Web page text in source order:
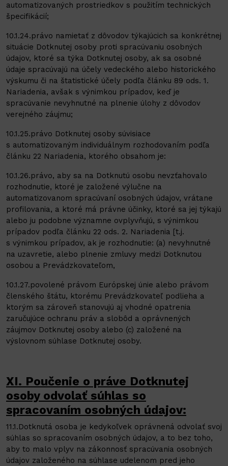
automatizovaných prostriedkov s použitím technických
špecifikácií;
10.1.24.právo namietať z dôvodov týkajúcich sa konkrétnej
situácie Dotknutej osoby proti spracúvaniu osobných
údajov, ktoré sa týka Dotknutej osoby, ak sa osobné
údaje spracúvajú na účely vedeckého alebo historického
výskumu či na štatistické účely podľa článku 89 ods. 1.
Nariadenia, avšak s výnimkou prípadov, keď je
spracúvanie nevyhnutné na plnenie úlohy z dôvodov
verejného záujmu;
10.1.25.právo Dotknutej osoby súvisiace
s automatizovaným individuálnym rozhodovaním podľa
článku 22 Nariadenia, ktorého obsahom je:
10.1.26.právo, aby sa na Dotknutú osobu nevzťahovalo
rozhodnutie, ktoré je založené výlučne na
automatizovanom spracúvaní osobných údajov, vrátane
profilovania, a ktoré má právne účinky, ktoré sa jej týkajú
alebo ju podobne významne ovplyvňujú, s výnimkou
prípadov podľa článku 22 ods. 2. Nariadenia [t.j.
s výnimkou prípadov, ak je rozhodnutie: (a) nevyhnutné
na uzavretie, alebo plnenie zmluvy medzi Dotknutou
osobou a Prevádzkovateľom,
10.1.27.povolené právom Európskej únie alebo právom
členského štátu, ktorému Prevádzkovateľ podlieha a
ktorým sa zároveň stanovujú aj vhodné opatrenia
zaručujúce ochranu práv a slobôd a oprávnených
záujmov Dotknutej osoby alebo (c) založené na
výslovnom súhlase Dotknutej osoby.
XI. Poučenie o práve Dotknutej
osoby odvolať súhlas so
spracovaním osobných údajov:
11.1.Dotknutá osoba je kedykoľvek oprávnená odvolať svoj
súhlas so spracovaním osobných údajov, a to bez toho,
aby to malo vplyv na zákonnosť spracúvania osobných
údajov založeného na súhlase udelenom pred jeho